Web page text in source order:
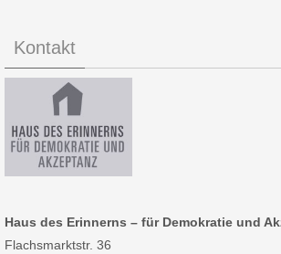
Kontakt
Haus des Erinnerns – für Demokratie und
Flachsmarktstr. 36